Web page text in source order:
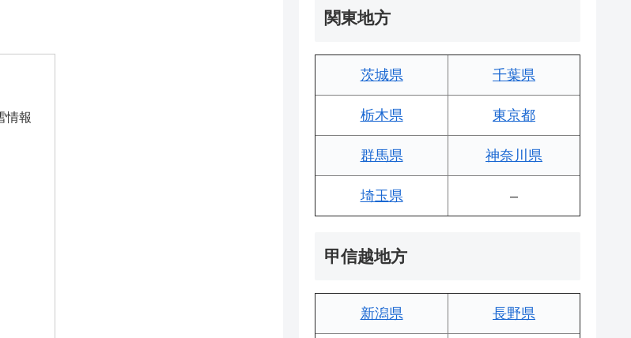
情報
関東地方
茨城県 千葉県
栃木県 東京都
群馬県 神奈川県
埼玉県 –
甲信越地方
新潟県 長野県